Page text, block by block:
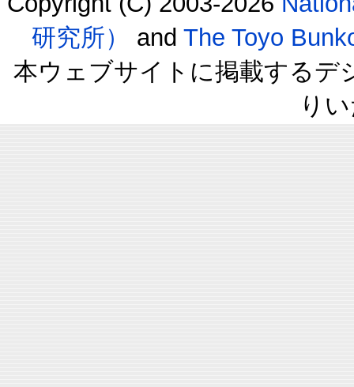
研究所）
and The Toyo
本ウェブサイトに掲載するデ
り